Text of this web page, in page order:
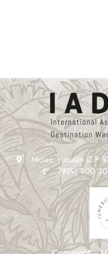
Molas, Yucatán C.P
(999) 900